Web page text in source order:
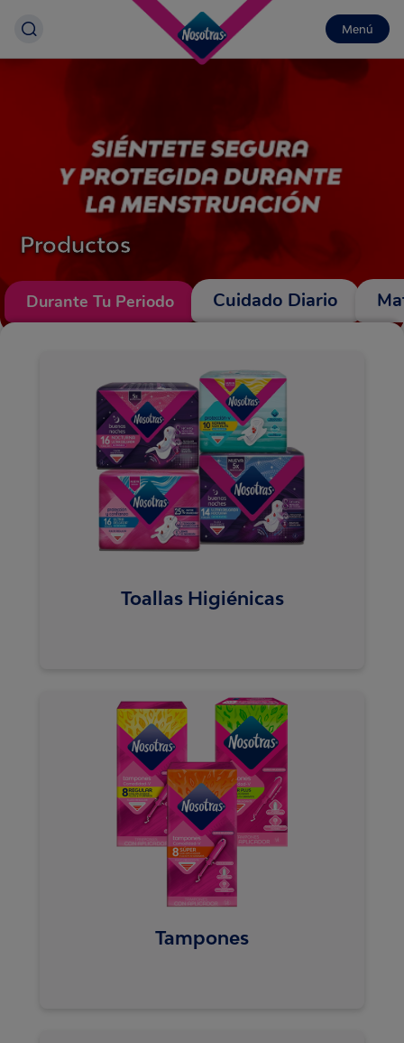
Menú
Productos
Durante Tu Periodo Cuidado Diario
Toallas Higiénicas
Tampones